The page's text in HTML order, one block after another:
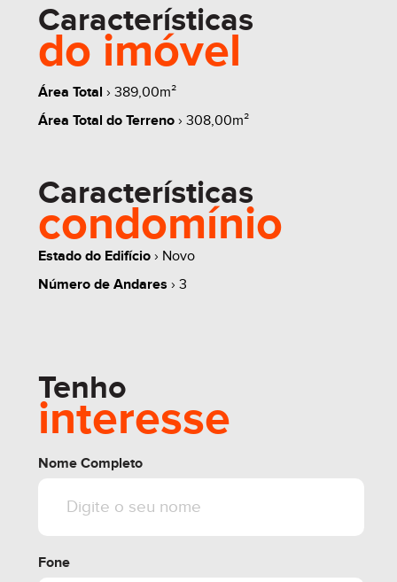
whats contate
share
Características
do imóvel
Área Total › 389,00m²
Área Total do Terreno› 308,00m²
Características
condomínio
Estado do Edifício› Novo
Número de Andares › 3
Tenho
interesse
Nome Completo
Fone